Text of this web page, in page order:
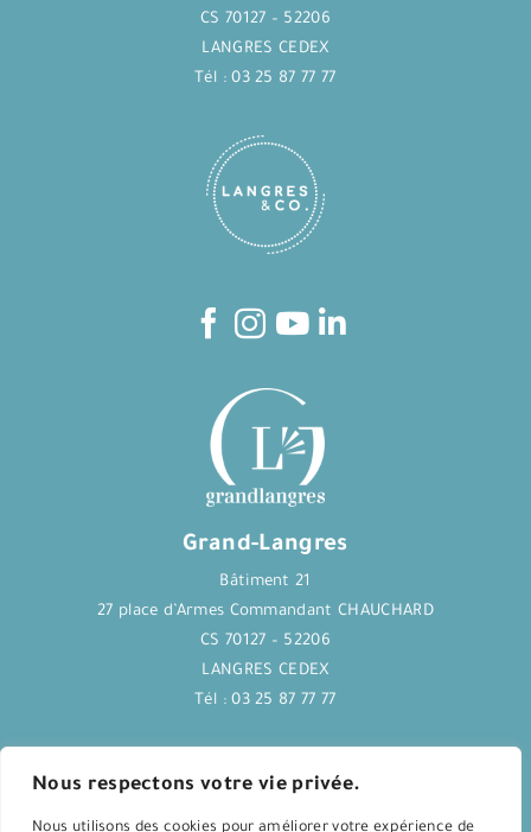
Nous respectons votre vie privée.
Nous utilisons des cookies pour améliorer votre expérience de
CS 70127 – 52206
LANGRES CEDEX
Tél : 03 25 87 77 77
Grand-Langres
Bâtiment 21
27 place d’Armes Commandant CHAUCHARD
CS 70127 – 52206
LANGRES CEDEX
Tél : 03 25 87 77 77
Journal Langres&Co